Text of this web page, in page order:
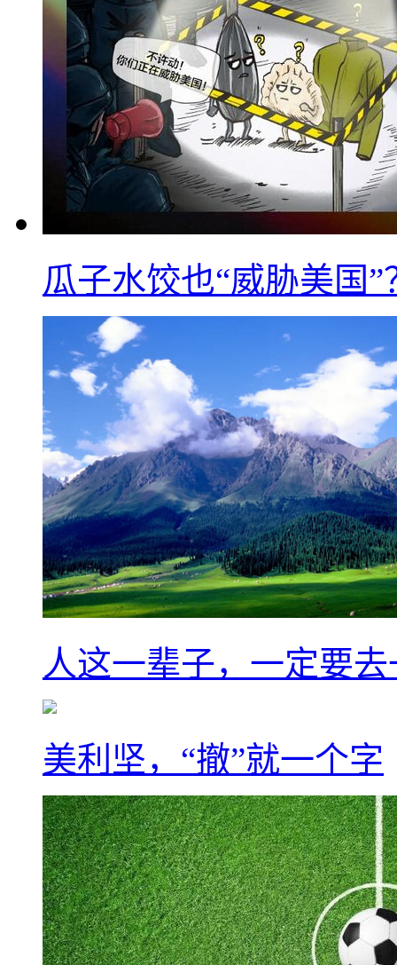
瓜子水饺也“威胁美国”
人这一辈子，一定要
美利坚，“撤”就一个字